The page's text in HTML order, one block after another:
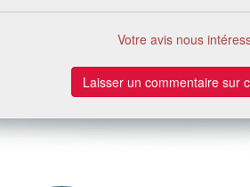
Votre avis nous
Laisser un commentaire sur